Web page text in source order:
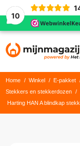
10
Home / Winkel / E-pakket
Stekkers en stekkerdozen
/
Harting HAN A blindkap